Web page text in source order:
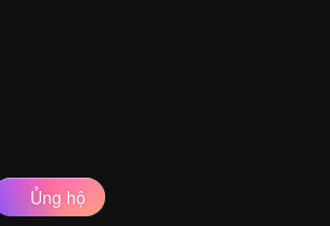
Ủng hộ